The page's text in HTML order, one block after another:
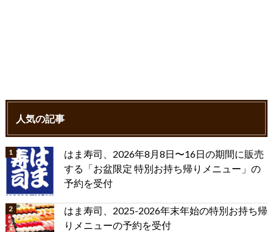
人気の記事
はま寿司、2026年8月8日〜16日の期間に販売
する「お盆限定 特別お持ち帰りメニュー」の
予約を受付
はま寿司、2025-2026年末年始の特別お持ち帰
りメニューの予約を受付